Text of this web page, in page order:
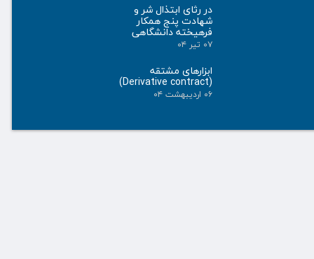
در رثای ابتذال شر و
شهادت پنج همکار
فرهیخته دانشگاهی
۰۷ تیر ۰۴
ابزارهای مشتقه
(Derivative contract)
۰۶ اردیبهشت ۰۴